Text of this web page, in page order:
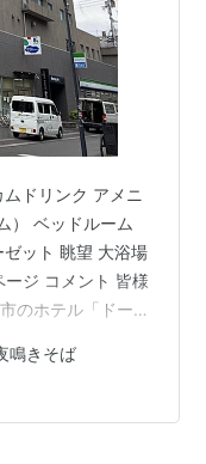
ドリンク アメニ
） ベッドルーム
ゼット 眺望 大浴場
ジ コメント 皆様
のホテル「ドーミ
（デラックスク
ャワールーム 冷
クローゼット 眺
鳴きそば